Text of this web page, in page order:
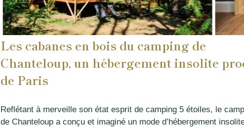
Les cabanes en bois du camping de
Chanteloup, un hébergement insolite
de Paris
Reflétant à merveille son état esprit de camping 5 étoiles, le
de Chanteloup a conçu et imaginé un mode d’hébergement